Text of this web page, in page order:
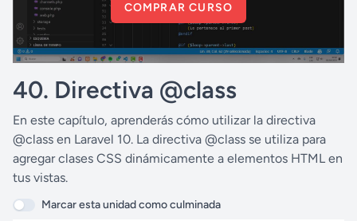
COMPRAR CURSO
40. Directiva @class
En este capítulo, aprenderás cómo utilizar la directiva
@class en Laravel 10. La directiva @class se utiliza para
agregar clases CSS dinámicamente a elementos HTML en
tus vistas.
Marcar esta unidad como culminada